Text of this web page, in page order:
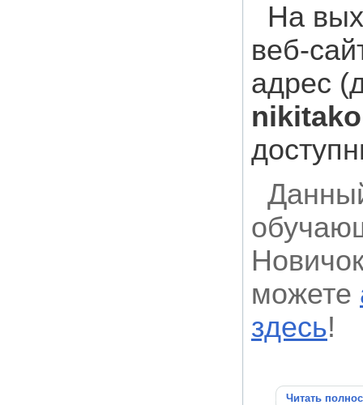
На
веб-
адрес
можете
здесь!
Читать